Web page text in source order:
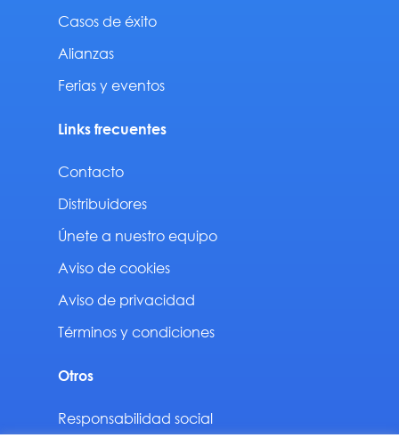
Casos de éxito
Alianzas
Ferias y eventos
Links frecuentes
Contacto
Distribuidores
Únete a nuestro equipo
Aviso de cookies
Aviso de privacidad
Términos y condiciones
Otros
Responsabilidad social